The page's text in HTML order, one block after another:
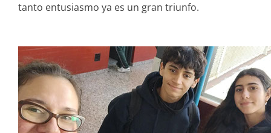
tanto entusiasmo ya es un gran triunfo.